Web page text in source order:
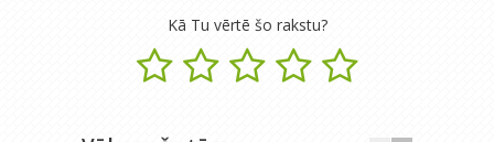
Kā Tu vērtē šo rakstu?